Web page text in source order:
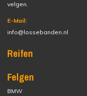
velgen.
E-Mail:
info@lossebanden.nl
Reifen
Felgen
BMW